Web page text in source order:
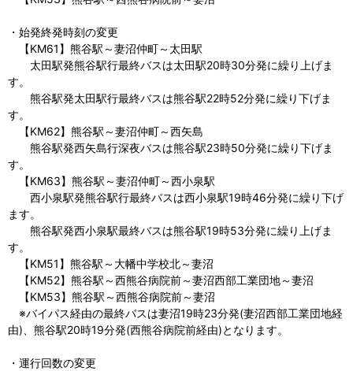
・始発終発時刻の変更
【KM61】熊谷駅～妻沼仲町～太田駅
太田駅発熊谷駅行最終バスは太田駅20時30分発に繰り上げま
す。
熊谷駅発太田駅行最終バスは熊谷駅22時52分発に繰り下げま
す。
【KM62】熊谷駅～妻沼仲町～西矢島
熊谷駅発西矢島行深夜バスは熊谷駅23時50分発に繰り下げま
す。
【KM63】熊谷駅～妻沼仲町～西小泉駅
西小泉駅発熊谷駅行最終バスは西小泉駅19時46分発に繰り下げ
ます。
熊谷駅発西小泉駅最終バスは熊谷駅19時53分発に繰り上げま
す。
【KM51】熊谷駅～大幡中学校北～妻沼
【KM52】熊谷駅～西熊谷病院前～妻沼西部工業団地～妻沼
【KM53】熊谷駅～西熊谷病院前～妻沼
※バイパス経由の最終バスは妻沼19時23分発(妻沼西部工業団地経
由)、熊谷駅20時19分発(西熊谷病院前経由)となります。
・運行回数の変更